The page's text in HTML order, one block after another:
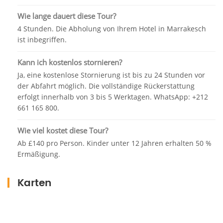
uns eine Tour durch den Himmel, frische Luft,
langsames Atmen, Panoramablick, Aufnahmen, die
wir nur im Kino sehen, wir werden es alle durch den
Crew sprechen und das ganze Team, wir werden
viele Klarstellungen und Anweisungen haben, die wir
alle befolgen müssen, und wir werden unter
Sicherheit stehen, die unsere Gesundheit sichern
wird, und wir werden unsere Erfahrung mit dem
nach den Klarstellungen führen wird und sehen Sie
die Geschichte des Teams und ihre Erfahrung seit
mehr als 15 Jahren.
werden, nachdem Sie sich zum fliegenden Luftballon
Wie lange dauert diese Tour?
4 Stunden. Die Abholung von Ihrem Hotel in Marrakesch
ist inbegriffen.
Kann ich kostenlos stornieren?
Ja, eine kostenlose Stornierung ist bis zu 24 Stunden vor
der Abfahrt möglich. Die vollständige Rückerstattung
erfolgt innerhalb von 3 bis 5 Werktagen. WhatsApp: +212
661 165 800.
Wie viel kostet diese Tour?
Ab £140 pro Person. Kinder unter 12 Jahren erhalten 50 %
Ermäßigung.
Karten